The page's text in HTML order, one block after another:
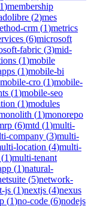
1)membership
(2)mes
crm (1)metrics
(6)microsoft
fabric (3)mid-
(1)mobile
(1)mobile-bi
mobile-cro (1)mobile-
(1)mobile-seo
(1)modules
(1)monorepo
(6)mtd (1)multi-
company (3)multi-
location (4)multi-
(1)multi-tenant
(1)natural-
(5)network-
js (1)nextjs (4)nexus
(1)no-code (6)nodejs